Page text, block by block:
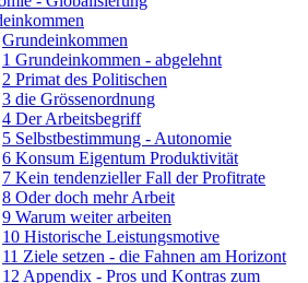
Grundeinkommen
1 Grundeinkommen - abgelehnt
2 Primat des Politischen
3 die Grössenordnung
4 Der Arbeitsbegriff
5 Selbstbestimmung - Autonomie
6 Konsum Eigentum Produktivität
7 Kein tendenzieller Fall der Profitrate
8 Oder doch mehr Arbeit
9 Warum weiter arbeiten
10 Historische Leistungsmotive
11 Ziele setzen - die Fahnen am Horizont
12 Appendix - Pros und Kontras zum